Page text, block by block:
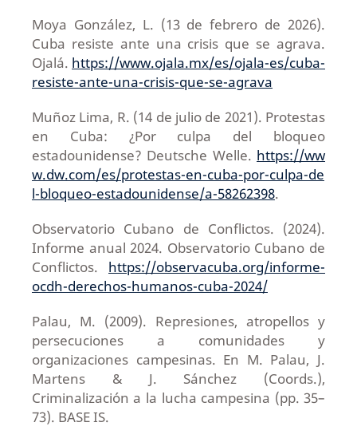
Moya González, L. (13 de febrero de 2026).
Cuba resiste ante una crisis que se agrava.
Ojalá. https://www.ojala.mx/es/ojala-es/cuba-
resiste-ante-una-crisis-que-se-agrava
Muñoz Lima, R. (14 de julio de 2021). Protestas
en Cuba: ¿Por culpa del bloqueo
estadounidense? Deutsche Welle. https://ww
w.dw.com/es/protestas-en-cuba-por-culpa-de
l-bloqueo-estadounidense/a-58262398.
Observatorio Cubano de Conflictos. (2024).
Informe anual 2024. Observatorio Cubano de
Conflictos. https://observacuba.org/informe-
ocdh-derechos-humanos-cuba-2024/
Palau, M. (2009). Represiones, atropellos y
persecuciones a comunidades y
organizaciones campesinas. En M. Palau, J.
Martens & J. Sánchez (Coords.),
Criminalización a la lucha campesina (pp. 35–
73). BASE IS.